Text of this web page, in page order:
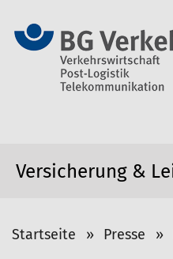
Versicherung &
S
Startseite Presse